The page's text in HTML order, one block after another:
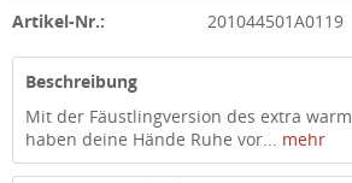
Artikel-Nr.: 201044501A0119
Beschreibung
Mit der Fäustlingversion des extra
haben deine Hände Ruhe vor... mehr